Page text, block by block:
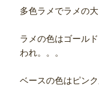
多色ラメでラメの
ラメの色はゴール
われ。。。
ベースの色はピン